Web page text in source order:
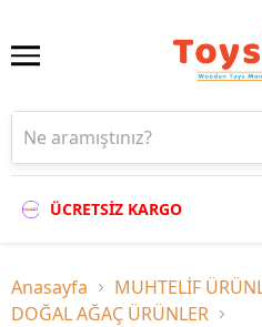
ÜCRETSİZ KARGO
Anasayfa
MUHTELİF
DOĞAL AĞAÇ ÜRÜNLER